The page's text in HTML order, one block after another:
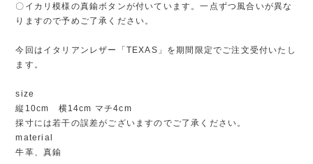
〇イカリ模様の真鍮ボタンが付いています。一点ずつ風合いが異な
りますので予めご了承ください。
今回はイタリアンレザー「TEXAS」を期間限定でご注文受付いたし
ます。
size
縦10cm 横14cm マチ4cm
採寸には若干の誤差がございますのでご了承ください。
material
牛革、真鍮